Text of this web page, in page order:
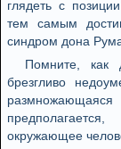
глядеть с
тем самым
синдром дона
Помните, как
брезгливо
размножающаяся
окружающее